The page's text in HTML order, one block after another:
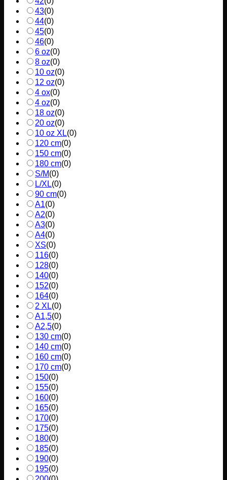
43(0)
44(0)
45(0)
46(0)
6 oz(0)
8 oz(0)
10 oz(0)
12 oz(0)
4 ox(0)
4 oz(0)
18 oz(0)
20 oz(0)
10 oz XL(0)
120 cm(0)
150 cm(0)
180 cm(0)
S/M(0)
L/XL(0)
90 cm(0)
A1(0)
A2(0)
A3(0)
A4(0)
XS(0)
116(0)
128(0)
140(0)
152(0)
164(0)
2 XL(0)
A1,5(0)
A2,5(0)
130 cm(0)
140 cm(0)
160 cm(0)
170 cm(0)
150(0)
155(0)
160(0)
165(0)
170(0)
175(0)
180(0)
185(0)
190(0)
195(0)